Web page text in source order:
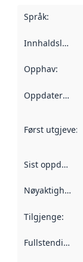
Språk:
Innhaldsleverandørar
Opphav:
Oppdateringsfrekvens
Først utgjeve:
Sist oppdatert
Nøyaktigheit
Tilgjenge:
Fullstendigheit